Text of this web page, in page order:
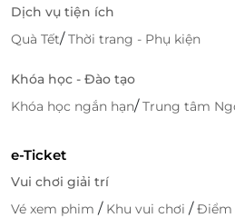
Dịch vụ tiện ích
Quà Tết/Thời trang - Phụ kiện
Khóa học - Đào tạo
Khóa học ngắn hạn/Trung tâm
e-Ticket
Vui chơi giải trí
Vé xem phim / Khu vui chơi /Điểm